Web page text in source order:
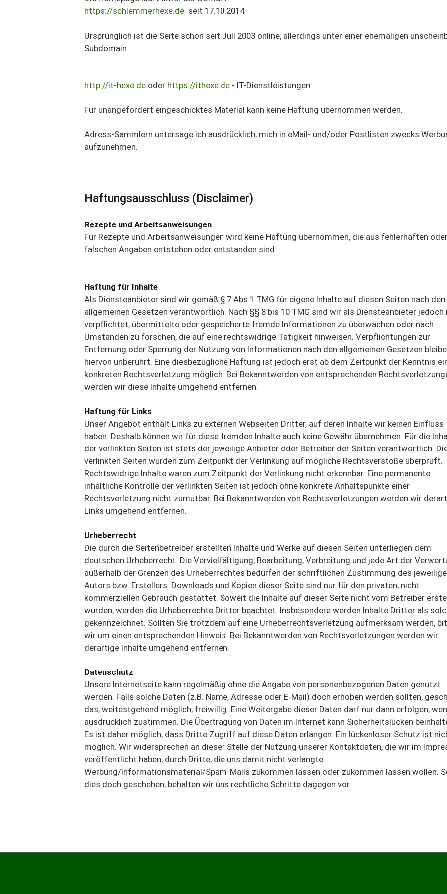
https://schlemmerhexe.de seit 17.10.2014
Ursprünglich ist die Seite schon seit Juli 2003 online, allerdings unter einer ehemaligen
Subdomain.
http://it-hexe.de oder https://ithexe.de - IT-Dienstleistungen
Für unangefordert eingeschicktes Material kann keine Haftung übernommen werden.
Adress-Sammlern untersage ich ausdrücklich, mich in eMail- und/oder Postlisten zwecks
aufzunehmen.
Haftungsausschluss (Disclaimer)
Rezepte und Arbeitsanweisungen
Für Rezepte und Arbeitsanweisungen wird keine Haftung übernommen, die aus fehlerhaften oder
falschen Angaben entstehen oder entstanden sind.
Haftung für Inhalte
Als Diensteanbieter sind wir gemäß § 7 Abs.1 TMG für eigene Inhalte auf diesen Seiten nach den
allgemeinen Gesetzen verantwortlich. Nach §§ 8 bis 10 TMG sind wir als Diensteanbieter jedoch
verpflichtet, übermittelte oder gespeicherte fremde Informationen zu überwachen oder nach
Umständen zu forschen, die auf eine rechtswidrige Tätigkeit hinweisen. Verpflichtungen zur
Entfernung oder Sperrung der Nutzung von Informationen nach den allgemeinen Gesetzen
hiervon unberührt. Eine diesbezügliche Haftung ist jedoch erst ab dem Zeitpunkt der Kenntnis
konkreten Rechtsverletzung möglich. Bei Bekanntwerden von entsprechenden
werden wir diese Inhalte umgehend entfernen.
Haftung für Links
Unser Angebot enthält Links zu externen Webseiten Dritter, auf deren Inhalte wir keinen Einfluss
haben. Deshalb können wir für diese fremden Inhalte auch keine Gewähr übernehmen. Für die
der verlinkten Seiten ist stets der jeweilige Anbieter oder Betreiber der Seiten verantwortlich.
verlinkten Seiten wurden zum Zeitpunkt der Verlinkung auf mögliche Rechtsverstöße überprüft.
Rechtswidrige Inhalte waren zum Zeitpunkt der Verlinkung nicht erkennbar. Eine permanente
inhaltliche Kontrolle der verlinkten Seiten ist jedoch ohne konkrete Anhaltspunkte einer
Rechtsverletzung nicht zumutbar. Bei Bekanntwerden von Rechtsverletzungen werden wir
Links umgehend entfernen.
Urheberrecht
Die durch die Seitenbetreiber erstellten Inhalte und Werke auf diesen Seiten unterliegen dem
deutschen Urheberrecht. Die Vervielfältigung, Bearbeitung, Verbreitung und jede Art der
außerhalb der Grenzen des Urheberrechtes bedürfen der schriftlichen Zustimmung des
Autors bzw. Erstellers. Downloads und Kopien dieser Seite sind nur für den privaten, nicht
kommerziellen Gebrauch gestattet. Soweit die Inhalte auf dieser Seite nicht vom Betreiber
wurden, werden die Urheberrechte Dritter beachtet. Insbesondere werden Inhalte Dritter als
gekennzeichnet. Sollten Sie trotzdem auf eine Urheberrechtsverletzung aufmerksam werden,
wir um einen entsprechenden Hinweis. Bei Bekanntwerden von Rechtsverletzungen werden wir
derartige Inhalte umgehend entfernen.
Datenschutz
Unsere Internetseite kann regelmäßig ohne die Angabe von personenbezogenen Daten genutzt
werden. Falls solche Daten (z.B. Name, Adresse oder E-Mail) doch erhoben werden sollten,
das, weitestgehend möglich, freiwillig. Eine Weitergabe dieser Daten darf nur dann erfolgen,
ausdrücklich zustimmen. Die Übertragung von Daten im Internet kann Sicherheitslücken
Es ist daher möglich, dass Dritte Zugriff auf diese Daten erlangen. Ein lückenloser Schutz ist
möglich. Wir widersprechen an dieser Stelle der Nutzung unserer Kontaktdaten, die wir im
veröffentlicht haben, durch Dritte, die uns damit nicht verlangte
Werbung/Informationsmaterial/Spam-Mails zukommen lassen oder zukommen lassen wollen.
dies doch geschehen, behalten wir uns rechtliche Schritte dagegen vor.